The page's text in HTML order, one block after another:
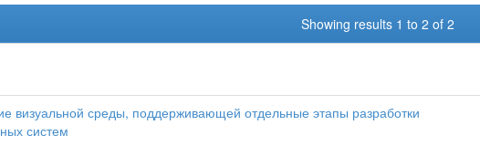
Showing results 1 to 2 of 2
визуальной среды, поддерживающей отдельные этапы разработки
систем